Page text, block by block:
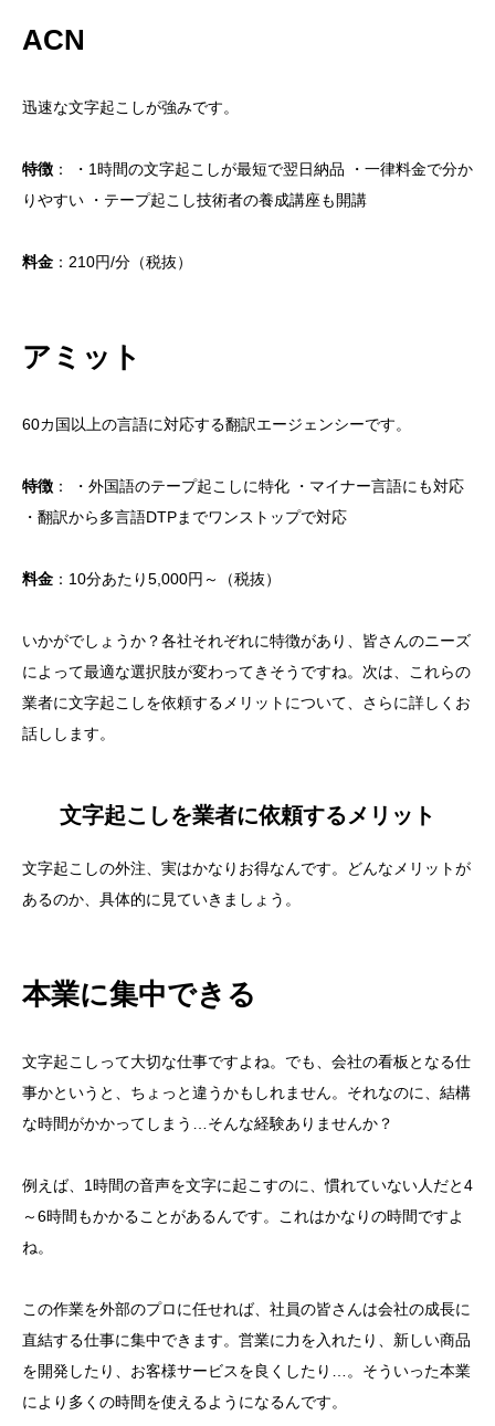
ACN
迅速な文字起こしが強みです。
特徴 ： ・1時間の文字起こしが最短で翌日納品 ・一律料金で分か
りやすい ・テープ起こし技術者の養成講座も開講
料金 ：210円/分（税抜）
アミット
60カ国以上の言語に対応する翻訳エージェンシーです。
特徴 ： ・外国語のテープ起こしに特化 ・マイナー言語にも対応
・翻訳から多言語DTPまでワンストップで対応
料金 ：10分あたり5,000円～（税抜）
いかがでしょうか？各社それぞれに特徴があり、皆さんのニーズ
によって最適な選択肢が変わってきそうですね。次は、これらの
業者に文字起こしを依頼するメリットについて、さらに詳しくお
話しします。
文字起こしを業者に依頼するメリット
文字起こしの外注、実はかなりお得なんです。どんなメリットが
あるのか、具体的に見ていきましょう。
本業に集中できる
文字起こしって大切な仕事ですよね。でも、会社の看板となる仕
事かというと、ちょっと違うかもしれません。それなのに、結構
な時間がかかってしまう…そんな経験ありませんか？
例えば、1時間の音声を文字に起こすのに、慣れていない人だと4
～6時間もかかることがあるんです。これはかなりの時間ですよ
ね。
この作業を外部のプロに任せれば、社員の皆さんは会社の成長に
直結する仕事に集中できます。営業に力を入れたり、新しい商品
を開発したり、お客様サービスを良くしたり…。そういった本業
により多くの時間を使えるようになるんです。
文字起こしを業者に依頼するメリット
文字起こしを業者に依頼する時のポイント
表記のルールを決める
軽にご相談ください